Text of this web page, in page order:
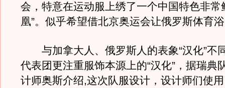
会，特意在运动服上绣了一个中国特色非常
凰”。似乎希望借北京奥运会让俄罗斯体育
与加拿大人、俄罗斯人的表象“汉化”不
代表团更注重服饰本源上的“汉化”，据瑞典
计师奥斯介绍,这次队服设计，设计师们使